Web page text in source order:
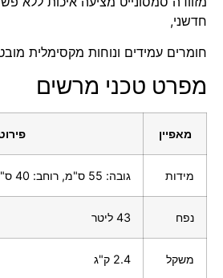
חדשני,
חומרים עמידים ונוחות מקסימלית
מפרט טכני מרשים
מאפיין
מידות גובה: 55 ס"מ, רוחב: 40 ס"מ, עומק: 20 ס"מ
נפח 43 ליטר
משקל 2.4 ק"ג